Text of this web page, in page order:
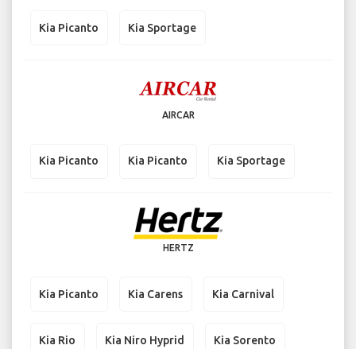
Kia Picanto Kia Sportage
AIRCAR
Kia Picanto Kia Picanto Kia Sportage
HERTZ
Kia Picanto Kia Carens Kia Carnival
Kia Rio Kia Niro Hyprid Kia Sorento